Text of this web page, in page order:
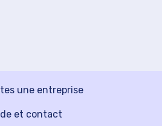
une entreprise
et contact